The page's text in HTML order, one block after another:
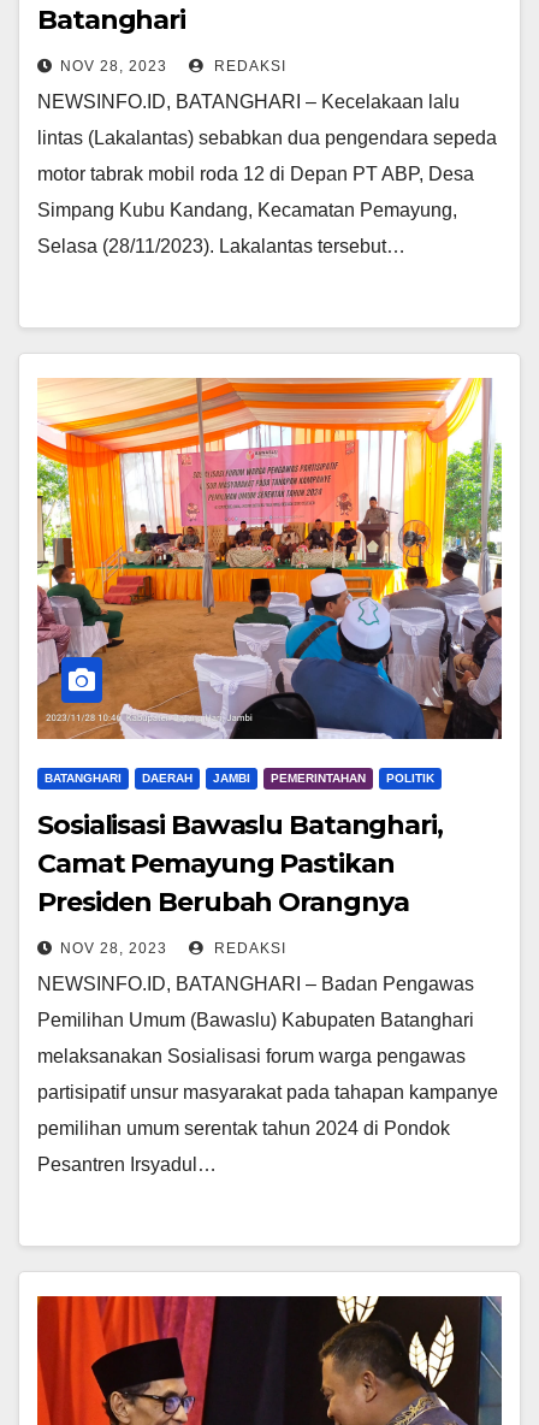
Batanghari
NOV 28, 2023 REDAKSI
NEWSINFO.ID, BATANGHARI – Kecelakaan lalu
lintas (Lakalantas) sebabkan dua pengendara sepeda
motor tabrak mobil roda 12 di Depan PT ABP, Desa
Simpang Kubu Kandang, Kecamatan Pemayung,
Selasa (28/11/2023). Lakalantas tersebut…
BATANGHARI DAERAH JAMBI PEMERINTAHAN POLITIK
Sosialisasi Bawaslu Batanghari,
Camat Pemayung Pastikan
Presiden Berubah Orangnya
NOV 28, 2023 REDAKSI
NEWSINFO.ID, BATANGHARI – Badan Pengawas
Pemilihan Umum (Bawaslu) Kabupaten Batanghari
melaksanakan Sosialisasi forum warga pengawas
partisipatif unsur masyarakat pada tahapan kampanye
pemilihan umum serentak tahun 2024 di Pondok
Pesantren Irsyadul…